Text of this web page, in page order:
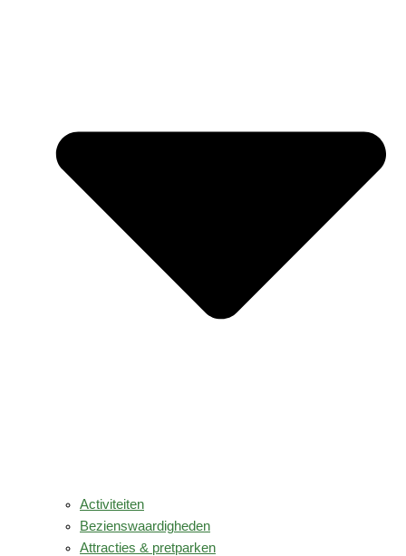
Activiteiten
Bezienswaardigheden
Attracties & pretparken